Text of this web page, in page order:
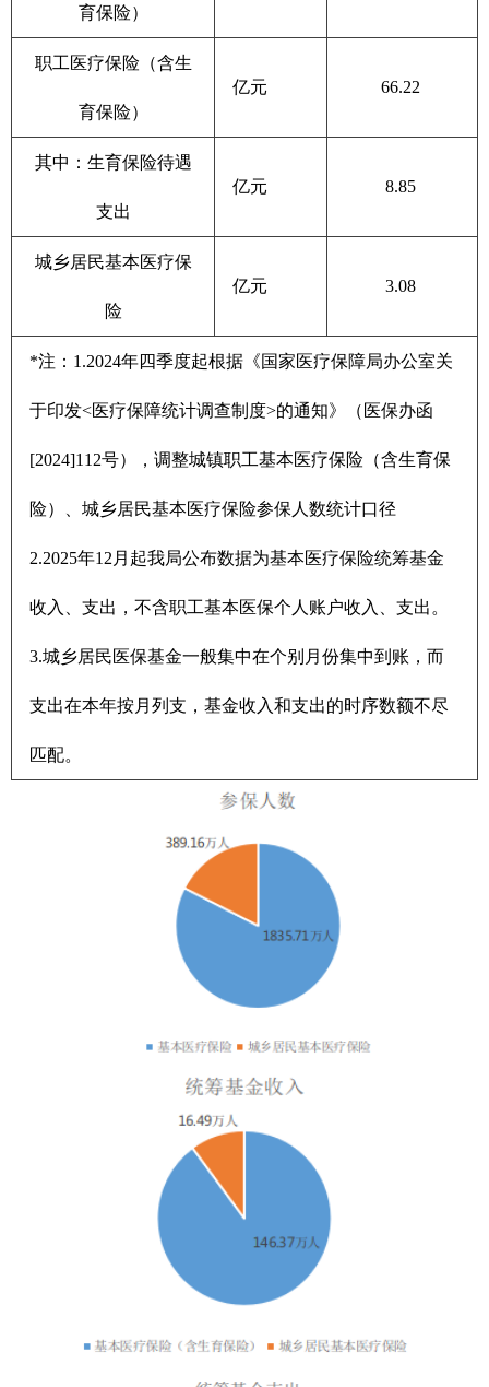
育保险）
职工医疗保险（含生
育保险）
亿元 66.22
其中：生育保险待遇
支出
亿元 8.85
城乡居民基本医疗保
险
亿元 3.08
*注：1.2024年四季度起根据《国家医疗保障局办公室关
于印发<医疗保障统计调查制度>的通知》（医保办函
[2024]112号），调整城镇职工基本医疗保险（含生育保
险）、城乡居民基本医疗保险参保人数统计口径
2.2025年12月起我局公布数据为基本医疗保险统筹基金
收入、支出，不含职工基本医保个人账户收入、支出。
3.城乡居民医保基金一般集中在个别月份集中到账，而
支出在本年按月列支，基金收入和支出的时序数额不尽
匹配。